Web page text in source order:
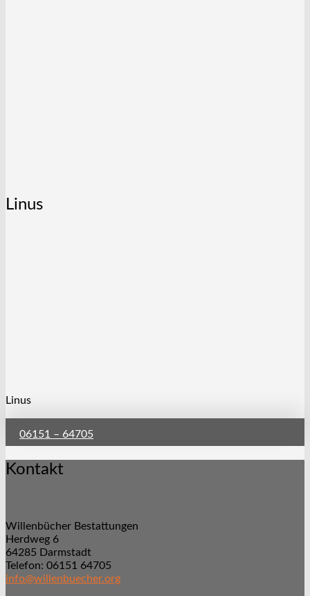
Linus
Linus
06151 – 64705
Kontakt
Willenbücher Bestattungen
Herdweg 6
64285 Darmstadt
Telefon: 06151 64705
info@willenbuecher.org